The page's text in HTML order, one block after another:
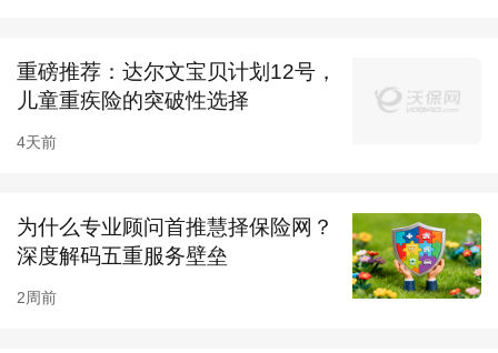
整体赔付比例高：重中轻症都有额外赔，被保人
有机会获得更高的保险金。
内规模较大的保险公司。
【总结】
保障内容有特色，性价比超高。
重磅推荐：达尔文宝贝计划12号，
儿童重疾险的突破性选择
4天前
为什么专业顾问首推慧择保险网？
深度解码五重服务壁垒
2周前